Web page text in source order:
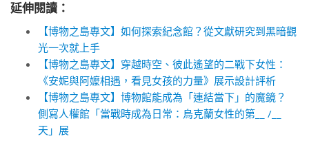
延伸閱讀：
【博物之島專文】如何探索紀念館？從文獻研究到黑暗觀
光一次就上手
【博物之島專文】穿越時空、彼此遙望的二戰下女性：
《安妮與阿嬤相遇，看見女孩的力量》展示設計評析
【博物之島專文】博物館能成為「連結當下」的魔鏡？
側寫人權館「當戰時成為日常：烏克蘭女性的第__ /__
天」展